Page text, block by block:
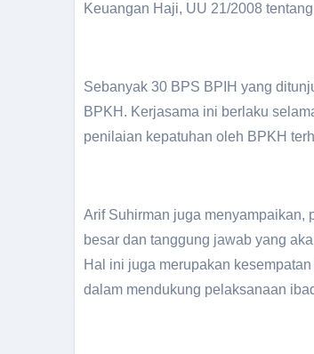
Keuangan Haji, UU 21/2008
Sebanyak 30 BPS BPIH yang
BPKH. Kerjasama ini berlaku
penilaian kepatuhan oleh BPKH
Arif Suhirman juga menyampaikan,
besar dan tanggung jawab yang
Hal ini juga merupakan
dalam mendukung pelaksanaan